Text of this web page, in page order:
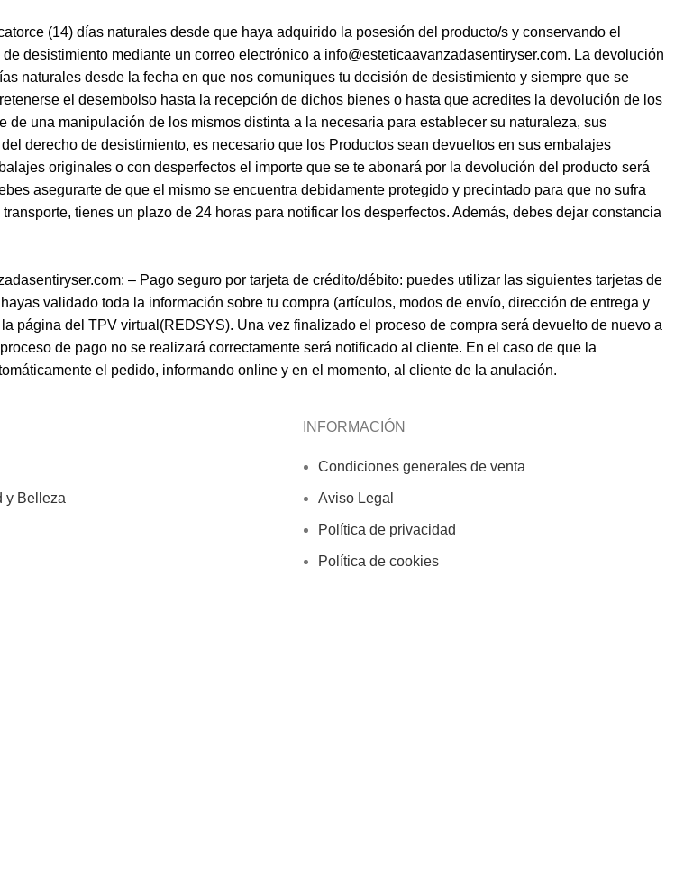
(14) días naturales desde que haya adquirido la posesión del producto/s y conservando el
desistimiento mediante un correo electrónico a info@esteticaavanzadasentiryser.com. La devolución
naturales desde la fecha en que nos comuniques tu decisión de desistimiento y siempre que se
el desembolso hasta la recepción de dichos bienes o hasta que acredites la devolución de los
una manipulación de los mismos distinta a la necesaria para establecer su naturaleza, sus
derecho de desistimiento, es necesario que los Productos sean devueltos en sus embalajes
originales o con desperfectos el importe que se te abonará por la devolución del producto será
asegurarte de que el mismo se encuentra debidamente protegido y precintado para que no sufra
tienes un plazo de 24 horas para notificar los desperfectos. Además, debes dejar constancia
– Pago seguro por tarjeta de crédito/débito: puedes utilizar las siguientes tarjetas de
validado toda la información sobre tu compra (artículos, modos de envío, dirección de entrega y
página del TPV virtual(REDSYS). Una vez finalizado el proceso de compra será devuelto de nuevo a
de pago no se realizará correctamente será notificado al cliente. En el caso de que la
el pedido, informando online y en el momento, al cliente de la anulación.
y Belleza
INFORMACIÓN
Condiciones generales de venta
Aviso Legal
Política de privacidad
Política de cookies